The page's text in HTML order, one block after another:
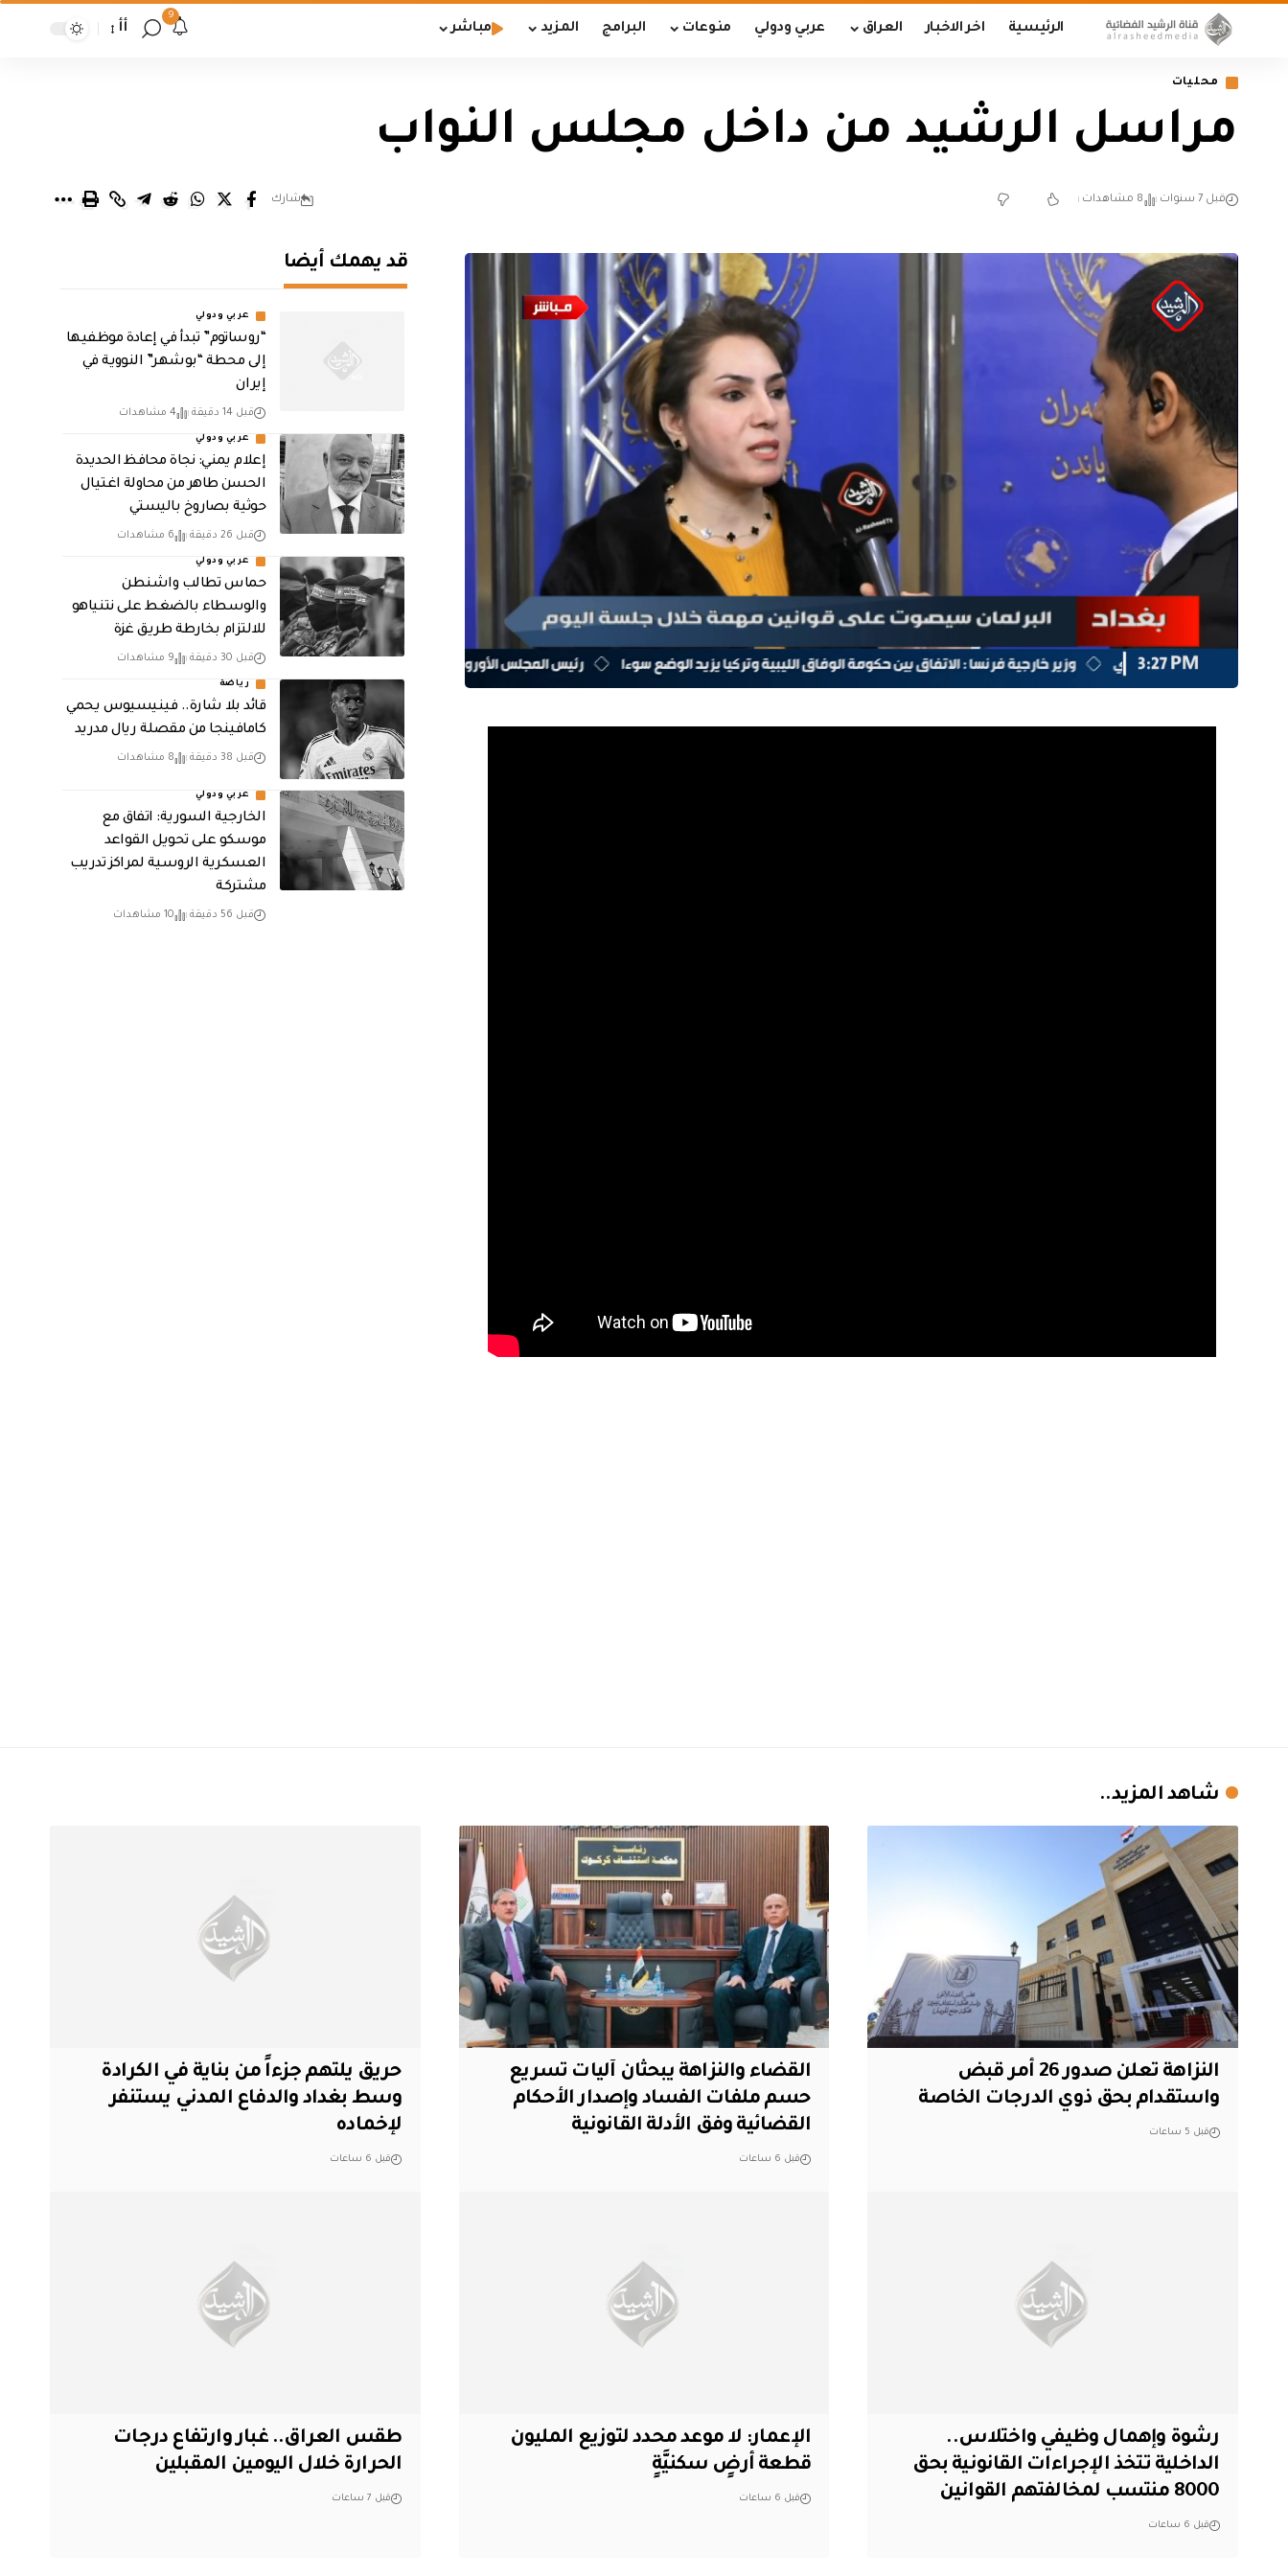
الرئيسية اخر الاخبار العراق عربي ودولي منوعات البرامج المزيد مباشر
9
أأ
محليات
مراسل الرشيد من داخل مجلس النواب
قبل 7 سنوات 8 مشاهدات شارك
قد يهمك أيضا
عربي ودولي
“روساتوم” تبدأ في إعادة موظفيها
إلى محطة “بوشهر” النووية في
إيران
قبل 14 دقيقة 4 مشاهدات
عربي ودولي
إعلام يمني: نجاة محافظ الحديدة
الحسن طاهر من محاولة اغتيال
حوثية بصاروخ باليستي
قبل 26 دقيقة 6 مشاهدات
عربي ودولي
حماس تطالب واشنطن
والوسطاء بالضغط على نتنياهو
للالتزام بخارطة طريق غزة
قبل 30 دقيقة 9 مشاهدات
رياضة
قائد بلا شارة.. فينيسيوس يحمي
كامافينجا من مقصلة ريال مدريد
قبل 38 دقيقة 8 مشاهدات
عربي ودولي
الخارجية السورية: اتفاق مع
موسكو على تحويل القواعد
العسكرية الروسية لمراكز تدريب
مشتركة
قبل 56 دقيقة 10 مشاهدات
شاهد المزيد..
النزاهة تعلن صدور 26 أمر قبض
واستقدام بحق ذوي الدرجات الخاصة
قبل 5 ساعات
القضاء والنزاهة يبحثان آليات تسريع
حسم ملفات الفساد وإصدار الأحكام
القضائية وفق الأدلة القانونية
قبل 6 ساعات
حريق يلتهم جزءاً من بناية في الكرادة
وسط بغداد والدفاع المدني يستنفر
لإخماده
قبل 6 ساعات
رشوة وإهمال وظيفي واختلاس..
الداخلية تتخذ الإجراءات القانونية بحق
8000 منتسب لمخالفتهم القوانين
قبل 6 ساعات
الإعمار: لا موعد محدد لتوزيع المليون
قطعة أرضٍ سكنيَّةٍ
قبل 6 ساعات
طقس العراق.. غبار وارتفاع درجات
الحرارة خلال اليومين المقبلين
قبل 7 ساعات